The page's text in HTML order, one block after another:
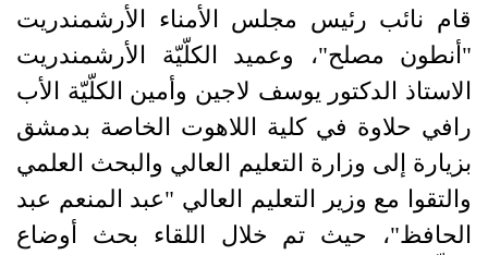
قام نائب رئيس مجلس الأمناء الأرشمندريت
"أنطون مصلح"، وعميد الكلّيّة الأرشمندريت
الاستاذ الدكتور يوسف لاجين وأمين الكلّيّة الأب
رافي حلاوة في كلية اللاهوت الخاصة بدمشق
بزيارة إلى وزارة التعليم العالي والبحث العلمي
والتقوا مع وزير التعليم العالي "عبد المنعم عبد
الحافظ"، حيث تم خلال اللقاء بحث أوضاع